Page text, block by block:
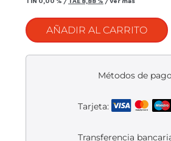
Mantenimiento de
AÑADIR AL CARRITO
Métodos de pago
Tarjeta:
Transferencia